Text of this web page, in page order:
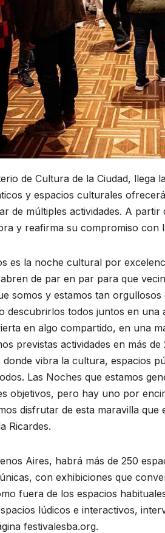
de Cultura de la Ciudad, llega
y espacios culturales
de múltiples actividades. A
y reafirma su compromiso
es la noche cultural por
de par en par para que
somos y estamos tan
descubrirlos todos juntos en una
en algo compartido, en una
previstas actividades en más
vibra la cultura, espacios
Las Noches que estamos
objetivos, pero hay uno por
disfrutar de esta maravilla que
Ricardes.
Aires, habrá más de 250
con exhibiciones que
fuera de los espacios
lúdicos e interactivos,
festivalesba.org.